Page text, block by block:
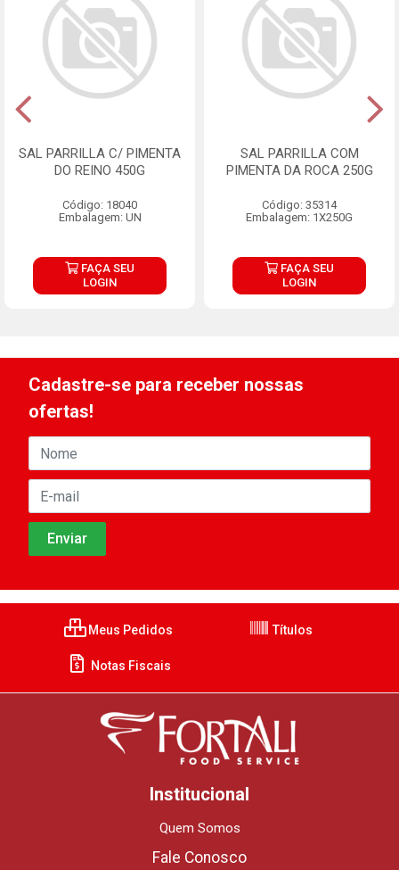
SAL PARRILLA C/ PIMENTA
DO REINO 450G
Código: 18040
Embalagem: UN
FAÇA SEU
LOGIN
SAL PARRILLA COM
PIMENTA DA ROCA 250G
Código: 35314
Embalagem: 1X250G
FAÇA SEU
LOGIN
Cadastre-se para receber nossas
ofertas!
Meus Pedidos Títulos
Notas Fiscais
Institucional
Quem Somos
Fale Conosco